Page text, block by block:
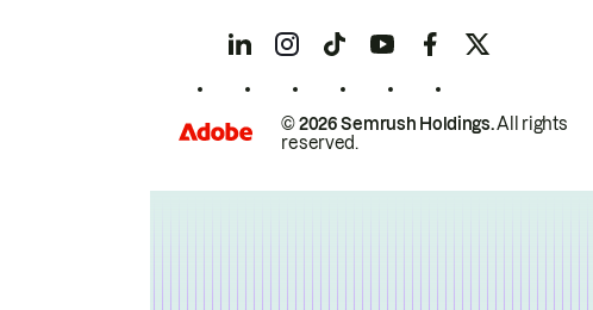
© 2026 Semrush Holdings.All rights
reserved.